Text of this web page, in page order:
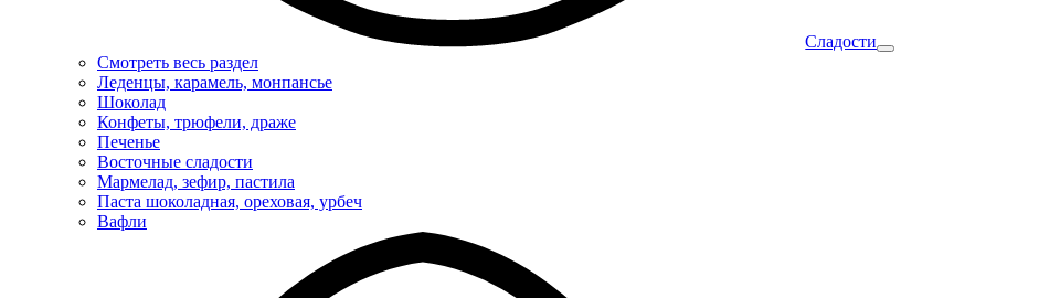
Сладости
Смотреть весь раздел
Леденцы, карамель, монпансье
Шоколад
Конфеты, трюфели, драже
Печенье
Восточные сладости
Мармелад, зефир, пастила
Паста шоколадная, ореховая, урбеч
Вафли